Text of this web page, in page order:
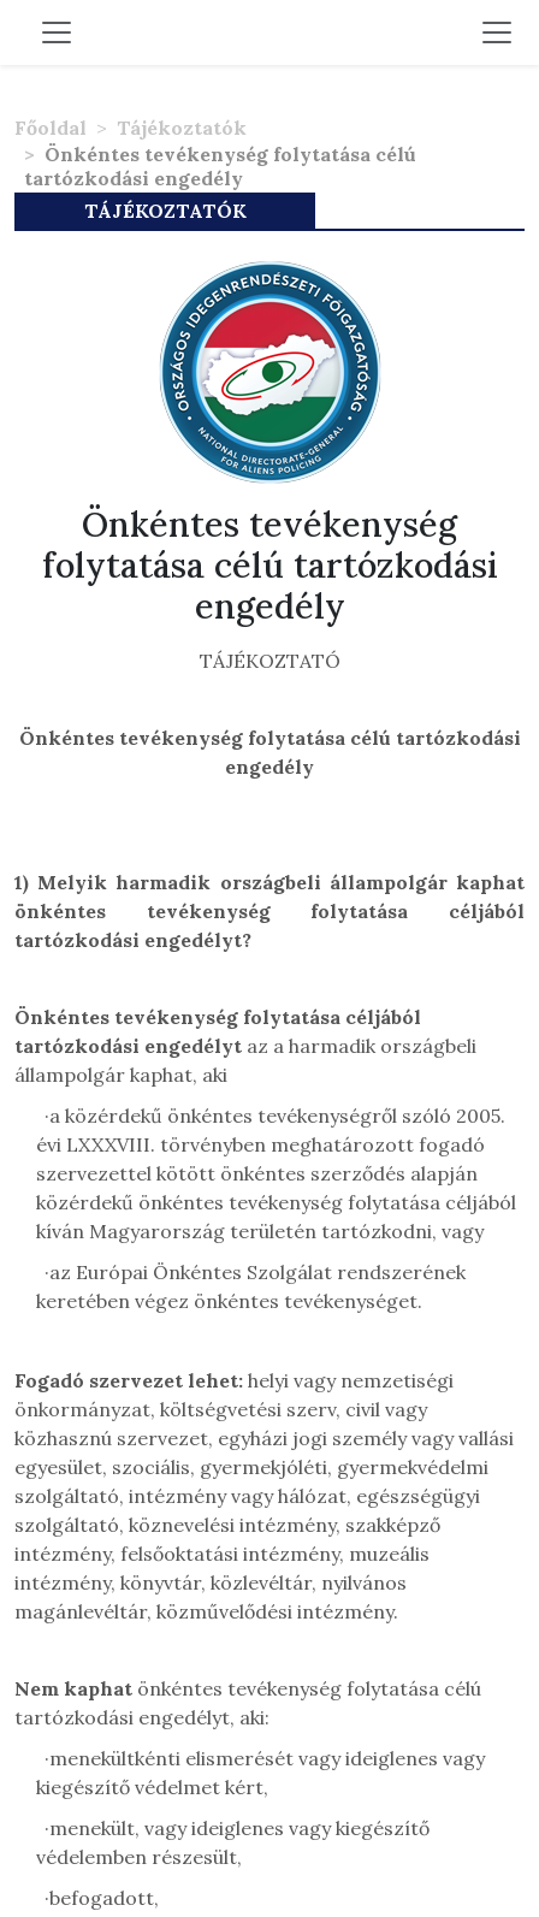
Főoldal
Tájékoztatók
Önkéntes tevékenység folytatása célú
tartózkodási engedély
TÁJÉKOZTATÓK
Önkéntes tevékenység
folytatása célú tartózkodási
engedély
TÁJÉKOZTATÓ
Önkéntes tevékenység folytatása célú tartózkodási
engedély
1) Melyik harmadik országbeli állampolgár kaphat
önkéntes tevékenység folytatása céljából
tartózkodási engedélyt?
Önkéntes tevékenység folytatása céljából
tartózkodási engedélyt az a harmadik országbeli
állampolgár kaphat, aki
·a közérdekű önkéntes tevékenységről szóló 2005.
évi LXXXVIII. törvényben meghatározott fogadó
szervezettel kötött önkéntes szerződés alapján
közérdekű önkéntes tevékenység folytatása céljából
kíván Magyarország területén tartózkodni, vagy
·az Európai Önkéntes Szolgálat rendszerének
keretében végez önkéntes tevékenységet.
Fogadó szervezet lehet: helyi vagy nemzetiségi
önkormányzat, költségvetési szerv, civil vagy
közhasznú szervezet, egyházi jogi személy vagy vallási
egyesület, szociális, gyermekjóléti, gyermekvédelmi
szolgáltató, intézmény vagy hálózat, egészségügyi
szolgáltató, köznevelési intézmény, szakképző
intézmény, felsőoktatási intézmény, muzeális
intézmény, könyvtár, közlevéltár, nyilvános
magánlevéltár, közművelődési intézmény.
Nem kaphat önkéntes tevékenység folytatása célú
tartózkodási engedélyt, aki:
·menekültkénti elismerését vagy ideiglenes vagy
kiegészítő védelmet kért,
·menekült, vagy ideiglenes vagy kiegészítő
védelemben részesült,
·befogadott,